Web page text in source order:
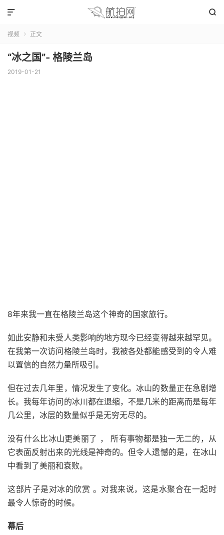


视频  正文
“冰之国”- 格陵兰岛
2019-01-21
8年来我一直在格陵兰岛这个神奇的国家旅行。
如此安静和未受人类影响的地方现今已经变得越来越罕见。
在我第一次访问格陵兰岛时，我被各处都能感受到的令人难
以置信的自然力量所吸引。
但在过去几年里，情况发生了变化。冰山的数量正在急剧增
长。我每年访问的冰川都在退缩，不是几米的距离而是每年
几公里，冰层的数量似乎是无穷无尽的。
没有什么比冰山更美丽了 ， 所有事物都是独一无二的，从
它表面反射出来的光线是神奇的。但令人遗憾的是，在冰山
中看到了美丽和衰败。
这部片子是对冰的欣赏 。对我来说，这是水聚合在一起时
最令人惊奇的时候。
幕后